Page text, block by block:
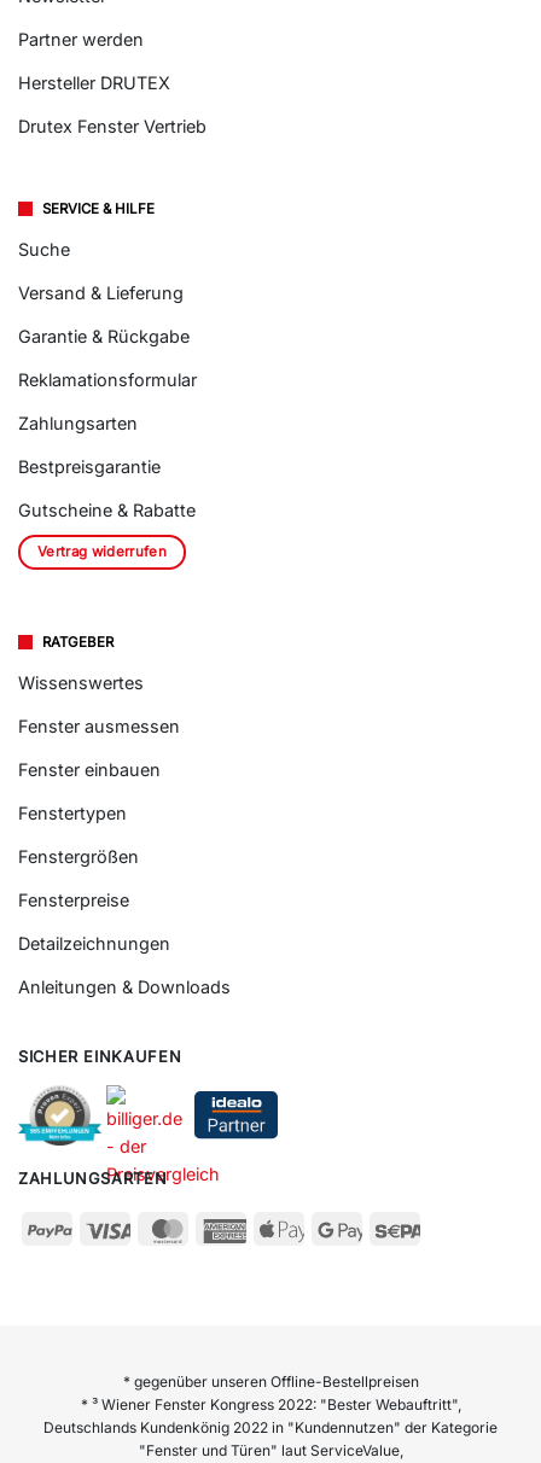
Partner werden
Hersteller DRUTEX
Drutex Fenster Vertrieb
SERVICE & HILFE
Suche
Versand & Lieferung
Garantie & Rückgabe
Reklamationsformular
Zahlungsarten
Bestpreisgarantie
Gutscheine & Rabatte
Vertrag widerrufen
RATGEBER
Wissenswertes
Fenster ausmessen
Fenster einbauen
Fenstertypen
Fenstergrößen
Fensterpreise
Detailzeichnungen
Anleitungen & Downloads
SICHER EINKAUFEN
ZAHLUNGSARTEN
* gegenüber unseren Offline-Bestellpreisen
* ³ Wiener Fenster Kongress 2022: "Bester Webauftritt",
Deutschlands Kundenkönig 2022 in "Kundennutzen" der Kategorie
"Fenster und Türen" laut ServiceValue,